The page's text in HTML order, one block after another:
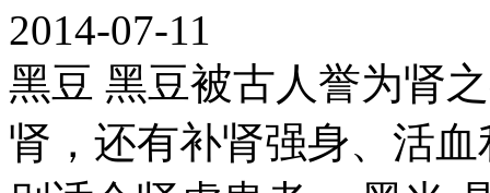
2014-07-11
黑豆 黑豆被古人誉为肾
肾，还有补肾强身、活